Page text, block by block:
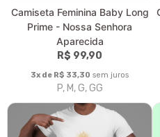
Todos os Produtos